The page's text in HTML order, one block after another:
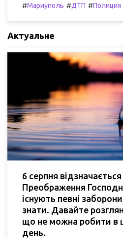
#Мариуполь #ДТП #Полиция
Актуальне
6 серпня
Преображення
існують певні
знати. Давайте
що не можна робити в
день.